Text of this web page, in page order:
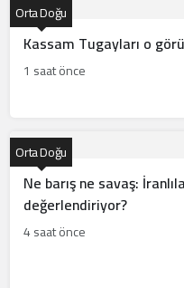
Kassam Tugayları o
Orta Doğu
1 saat önce
Ne barış ne savaş:
değerlendiriyor?
Orta Doğu
4 saat önce